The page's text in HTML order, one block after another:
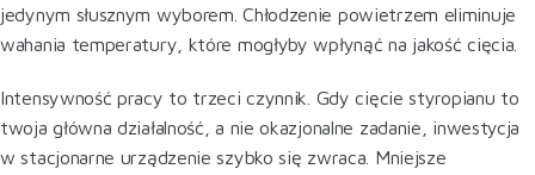
jedynym słusznym wyborem. Chłodzenie powietrzem eliminuje
wahania temperatury, które mogłyby wpłynąć na jakość cięcia.
Intensywność pracy to trzeci czynnik. Gdy cięcie styropianu to
twoja główna działalność, a nie okazjonalne zadanie, inwestycja
w stacjonarne urządzenie szybko się zwraca. Mniejsze